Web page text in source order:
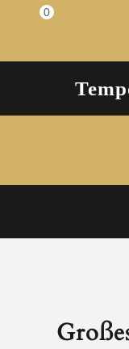
Einkaufswagen
0